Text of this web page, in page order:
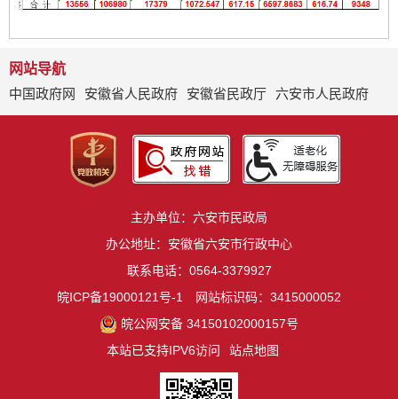
网站导航
中国政府网
安徽省人民政府 安徽省民政厅 六安市人民政府
主办单位：六安市民政局
办公地址：安徽省六安市行政中心
联系电话：0564-3379927
皖ICP备19000121号-1
网站标识码：3415000052
皖公网安备 34150102000157号
本站已支持IPV6访问
站点地图